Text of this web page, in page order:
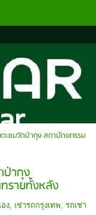
ะชมวัดป่ากุง สถาปัตยกรรม
ป่ากุง
รายทั้งหลัง
ง, เช่ารถกรุงเทพ, รถเช่า